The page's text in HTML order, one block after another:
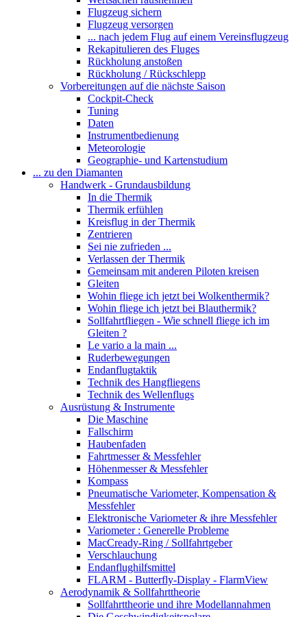
Flugzeug sichern
Flugzeug versorgen
... nach jedem Flug auf einem Vereinsflugzeug
Rekapitulieren des Fluges
Rückholung anstoßen
Rückholung / Rückschlepp
Vorbereitungen auf die nächste Saison
Cockpit-Check
Tuning
Daten
Instrumentbedienung
Meteorologie
Geographie- und Kartenstudium
... zu den Diamanten
Handwerk - Grundausbildung
In die Thermik
Thermik erfühlen
Kreisflug in der Thermik
Zentrieren
Sei nie zufrieden ...
Verlassen der Thermik
Gemeinsam mit anderen Piloten kreisen
Gleiten
Wohin fliege ich jetzt bei Wolkenthermik?
Wohin fliege ich jetzt bei Blauthermik?
Sollfahrtfliegen - Wie schnell fliege ich im
Gleiten ?
Le vario a la main ...
Ruderbewegungen
Endanflugtaktik
Technik des Hangfliegens
Technik des Wellenflugs
Ausrüstung & Instrumente
Die Maschine
Fallschirm
Haubenfaden
Fahrtmesser & Messfehler
Höhenmesser & Messfehler
Kompass
Pneumatische Variometer, Kompensation &
Messfehler
Elektronische Variometer & ihre Messfehler
Variometer : Generelle Probleme
MacCready-Ring / Sollfahrtgeber
Verschlauchung
Endanflughilfsmittel
FLARM - Butterfly-Display - FlarmView
Aerodynamik & Sollfahrttheorie
Sollfahrttheorie und ihre Modellannahmen